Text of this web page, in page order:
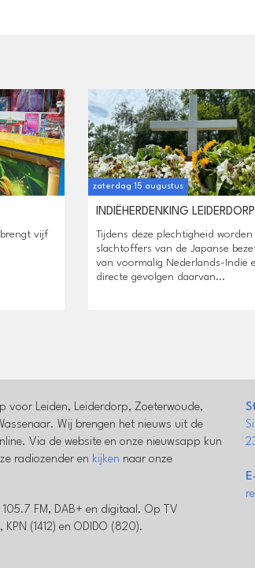
brengt vijf
zaterdag 15 augustus
INDIËHERDENKING LEIDERDORP
Tijdens deze plechtigheid worden
slachtoffers van de Japanse
van voormalig Nederlands-Indië
directe gevolgen daarvan...
voor Leiden, Leiderdorp, Zoeterwoude,
Wij brengen het nieuws uit de
Via de website en onze nieuwsapp kun
radiozender en kijken naar onze
FM, DAB+ en digitaal. Op TV
(1412) en ODIDO (820).